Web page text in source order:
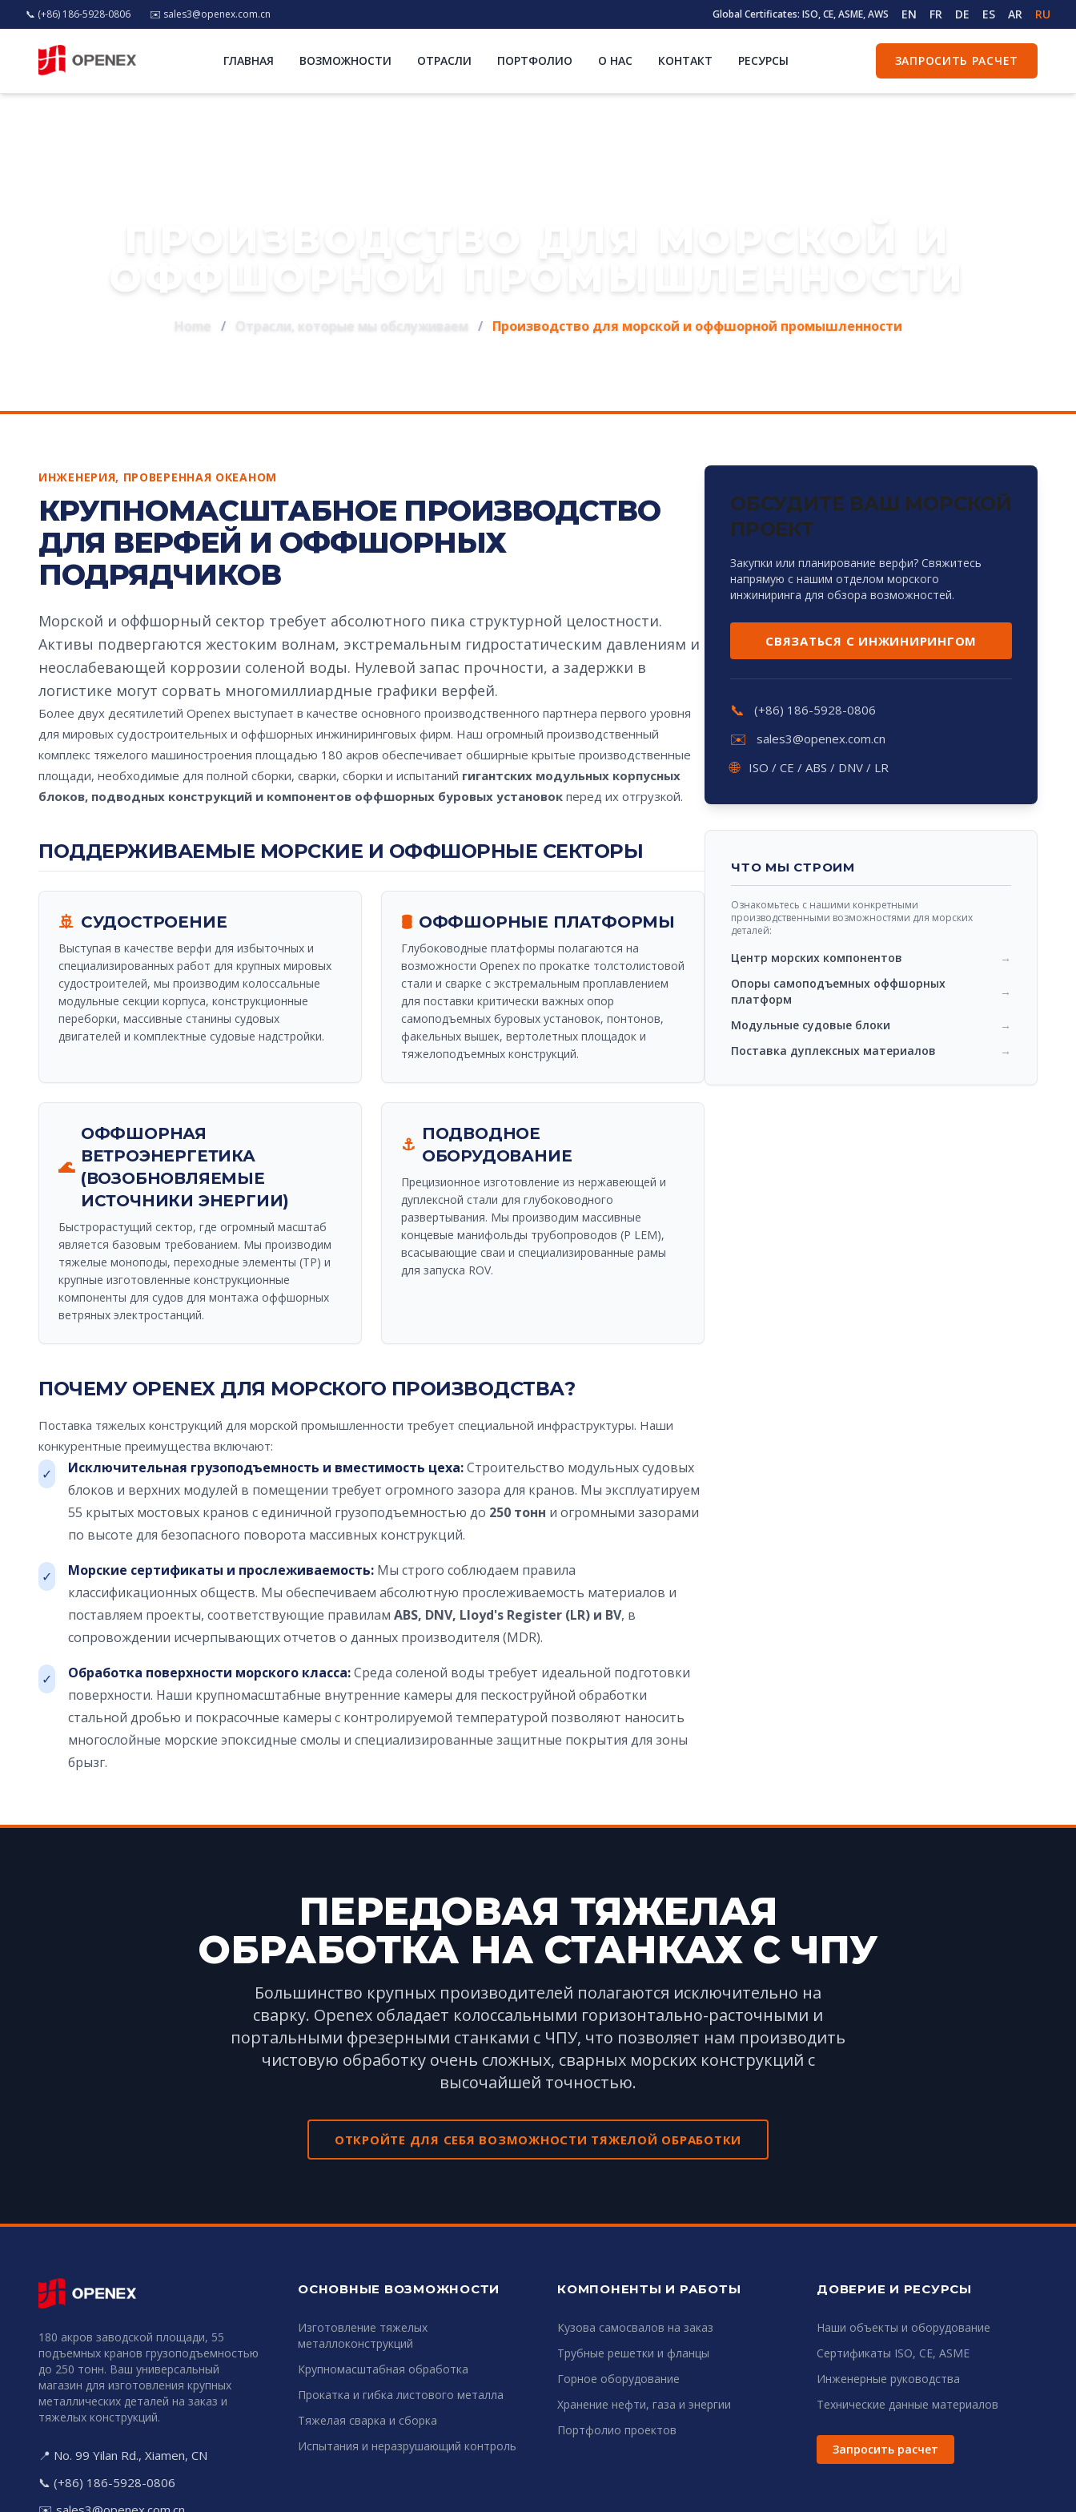
📞 (+86) 186-5928-0806 ✉️ sales3@openex.com.cn Global Certificates: ISO, CE, ASME, AWS EN FR DE ES AR RU
ГЛАВНАЯ ВОЗМОЖНОСТИ ОТРАСЛИ ПОРТФОЛИО О НАС КОНТАКТ РЕСУРСЫ ЗАПРОСИТЬ РАСЧЕТ
ПРОИЗВОДСТВО ДЛЯ МОРСКОЙ И
ОФФШОРНОЙ ПРОМЫШЛЕННОСТИ
Home / Отрасли, которые мы обслуживаем / Производство для морской и оффшорной промышленности
ИНЖЕНЕРИЯ, ПРОВЕРЕННАЯ ОКЕАНОМ
КРУПНОМАСШТАБНОЕ ПРОИЗВОДСТВО
ДЛЯ ВЕРФЕЙ И ОФФШОРНЫХ
ПОДРЯДЧИКОВ
Морской и оффшорный сектор требует абсолютного пика структурной целостности.
Активы подвергаются жестоким волнам, экстремальным гидростатическим давлениям и
неослабевающей коррозии соленой воды. Нулевой запас прочности, а задержки в
логистике могут сорвать многомиллиардные графики верфей.
Более двух десятилетий Openex выступает в качестве основного производственного партнера первого уровня
для мировых судостроительных и оффшорных инжиниринговых фирм. Наш огромный производственный
комплекс тяжелого машиностроения площадью 180 акров обеспечивает обширные крытые производственные
площади, необходимые для полной сборки, сварки, сборки и испытаний гигантских модульных корпусных
блоков, подводных конструкций и компонентов оффшорных буровых установок перед их отгрузкой.
ПОДДЕРЖИВАЕМЫЕ МОРСКИЕ И ОФФШОРНЫЕ СЕКТОРЫ
🚢 СУДОСТРОЕНИЕ
Выступая в качестве верфи для избыточных и
специализированных работ для крупных мировых
судостроителей, мы производим колоссальные
модульные секции корпуса, конструкционные
переборки, массивные станины судовых
двигателей и комплектные судовые надстройки.
🛢️ ОФФШОРНЫЕ ПЛАТФОРМЫ
Глубоководные платформы полагаются на
возможности Openex по прокатке толстолистовой
стали и сварке с экстремальным проплавлением
для поставки критически важных опор
самоподъемных буровых установок, понтонов,
факельных вышек, вертолетных площадок и
тяжелоподъемных конструкций.
🌊
ОФФШОРНАЯ
ВЕТРОЭНЕРГЕТИКА
(ВОЗОБНОВЛЯЕМЫЕ
ИСТОЧНИКИ ЭНЕРГИИ)
Быстрорастущий сектор, где огромный масштаб
является базовым требованием. Мы производим
тяжелые моноподы, переходные элементы (TP) и
крупные изготовленные конструкционные
компоненты для судов для монтажа оффшорных
ветряных электростанций.
⚓
ПОДВОДНОЕ
ОБОРУДОВАНИЕ
Прецизионное изготовление из нержавеющей и
дуплексной стали для глубоководного
развертывания. Мы производим массивные
концевые манифольды трубопроводов (P LEM),
всасывающие сваи и специализированные рамы
для запуска ROV.
ПОЧЕМУ OPENEX ДЛЯ МОРСКОГО ПРОИЗВОДСТВА?
Поставка тяжелых конструкций для морской промышленности требует специальной инфраструктуры. Наши
конкурентные преимущества включают:
✓ Исключительная грузоподъемность и вместимость цеха:Строительство модульных судовых
блоков и верхних модулей в помещении требует огромного зазора для кранов. Мы эксплуатируем
55 крытых мостовых кранов с единичной грузоподъемностью до 250 тонн и огромными зазорами
по высоте для безопасного поворота массивных конструкций.
✓ Морские сертификаты и прослеживаемость: Мы строго соблюдаем правила
классификационных обществ. Мы обеспечиваем абсолютную прослеживаемость материалов и
поставляем проекты, соответствующие правилам ABS, DNV, Lloyd's Register (LR) и BV, в
сопровождении исчерпывающих отчетов о данных производителя (MDR).
✓ Обработка поверхности морского класса:Среда соленой воды требует идеальной подготовки
поверхности. Наши крупномасштабные внутренние камеры для пескоструйной обработки
стальной дробью и покрасочные камеры с контролируемой температурой позволяют наносить
многослойные морские эпоксидные смолы и специализированные защитные покрытия для зоны
брызг.
ОБСУДИТЕ ВАШ МОРСКОЙ
ПРОЕКТ
Закупки или планирование верфи? Свяжитесь
напрямую с нашим отделом морского
инжиниринга для обзора возможностей.
СВЯЗАТЬСЯ С ИНЖИНИРИНГОМ
📞 (+86) 186-5928-0806
✉️ sales3@openex.com.cn
🌐 ISO / CE / ABS / DNV / LR
ЧТО МЫ СТРОИМ
Ознакомьтесь с нашими конкретными
производственными возможностями для морских
деталей:
Центр морских компонентов
→
Опоры самоподъемных оффшорных
платформ
→
Модульные судовые блоки
→
Поставка дуплексных материалов
→
ПЕРЕДОВАЯ ТЯЖЕЛАЯ
ОБРАБОТКА НА СТАНКАХ С ЧПУ
Большинство крупных производителей полагаются исключительно на
сварку. Openex обладает колоссальными горизонтально-расточными и
портальными фрезерными станками с ЧПУ, что позволяет нам производить
чистовую обработку очень сложных, сварных морских конструкций с
высочайшей точностью.
ОТКРОЙТЕ ДЛЯ СЕБЯ ВОЗМОЖНОСТИ ТЯЖЕЛОЙ ОБРАБОТКИ
180 акров заводской площади, 55
подъемных кранов грузоподъемностью
до 250 тонн. Ваш универсальный
магазин для изготовления крупных
металлических деталей на заказ и
тяжелых конструкций.
📍 No. 99 Yilan Rd., Xiamen, CN
📞 (+86) 186-5928-0806
ОСНОВНЫЕ ВОЗМОЖНОСТИ
Изготовление тяжелых
металлоконструкций
Крупномасштабная обработка
Прокатка и гибка листового металла
Тяжелая сварка и сборка
Испытания и неразрушающий контроль
КОМПОНЕНТЫ И РАБОТЫ
Кузова самосвалов на заказ
Трубные решетки и фланцы
Горное оборудование
Хранение нефти, газа и энергии
Портфолио проектов
ДОВЕРИЕ И РЕСУРСЫ
Наши объекты и оборудование
Сертификаты ISO, CE, ASME
Инженерные руководства
Технические данные материалов
Запросить расчет